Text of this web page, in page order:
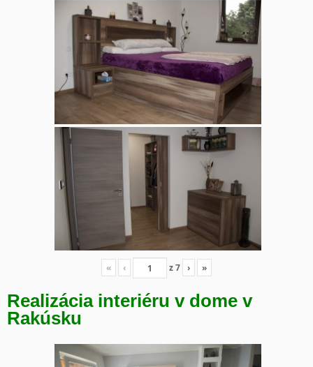
« ‹ z7 › »
Realizácia interiéru v dome v
Rakúsku